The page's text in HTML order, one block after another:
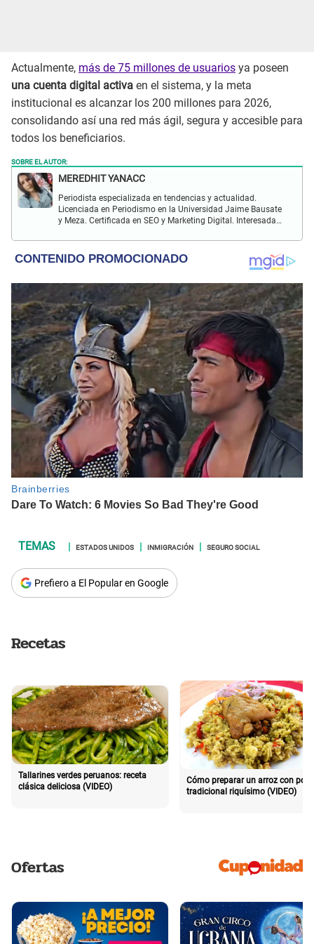
Actualmente, más de 75 millones de usuarios ya poseen
una cuenta digital activa en el sistema, y la meta
institucional es alcanzar los 200 millones para 2026,
consolidando así una red más ágil, segura y accesible para
todos los beneficiarios.
SOBRE EL AUTOR:
MEREDHIT YANACC
Periodista especializada en tendencias y actualidad.
Licenciada en Periodismo en la Universidad Jaime Bausate
y Meza. Certificada en SEO y Marketing Digital. Interesada
farándula y más.
ESTADOS UNIDOS INMIGRACIÓN SEGURO SOCIAL
Prefiero a El Popular en Google
Recetas
Tallarines verdes peruanos: receta
clásica deliciosa (VIDEO)
Cómo preparar un arroz con pollo
tradicional riquísimo (VIDEO)
Ofertas